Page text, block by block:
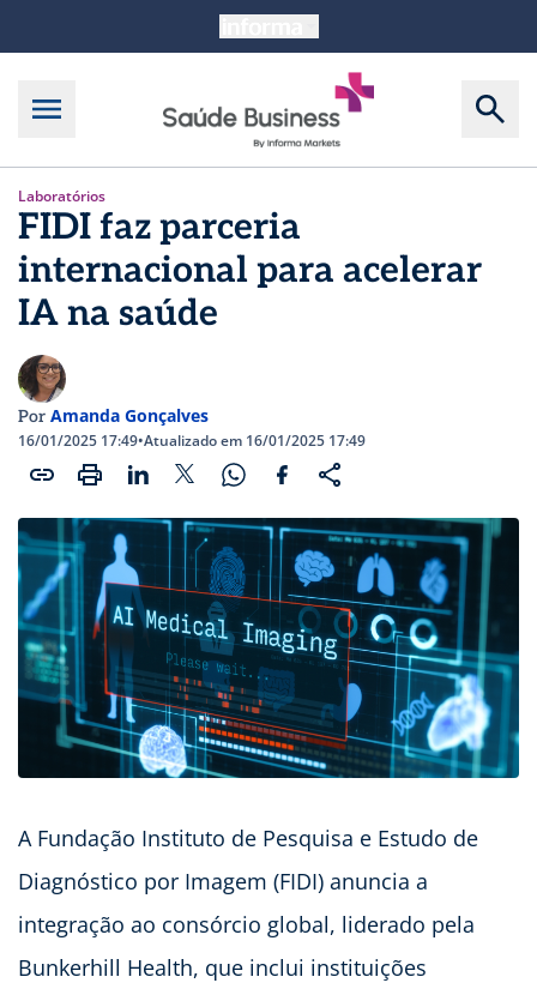
Laboratórios
FIDI faz parceria
internacional para acelerar
IA na saúde
Por Amanda Gonçalves
16/01/2025 17:49•Atualizado em 16/01/2025 17:49
A Fundação Instituto de Pesquisa e Estudo de
Diagnóstico por Imagem (FIDI) anuncia a
integração ao consórcio global, liderado pela
Bunkerhill Health, que inclui instituições